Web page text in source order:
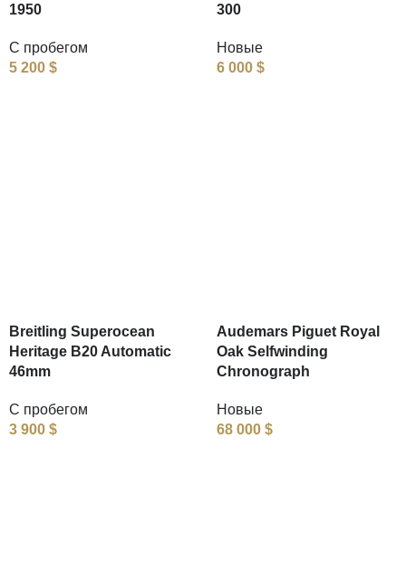
1950
С пробегом
5 200 $
300
Новые
6 000 $
Breitling Superocean
Heritage B20 Automatic
46mm
С пробегом
3 900 $
Audemars Piguet Royal
Oak Selfwinding
Chronograph
Новые
68 000 $